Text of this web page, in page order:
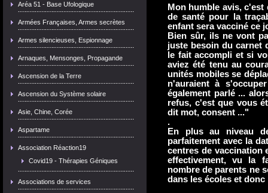
Aréa 51 - Base Ufologique
Armées Françaises, Armes secrètes
Armes silencieuses, Espionnage
Arnaques, Mensonges, Propagande
Ascension de la Terre
Ascension du Système solaire
Asie, Chine, Corée
Aspartame
Association Réaction19
Covid19 - Thérapies Géniques
Associations de services
Mon humble avis,
de santé pour la
enfant sera vacciné ce
Bien sûr, ils ne vont
juste besoin du carnet
le fait accompli et si
aviez été tenu au
unités mobiles se
n'auraient à
également parlé ...
refus, c'est que vous
dit mot, consent ..."
.
En plus au niveau
parfaitement avec la
centres de vaccination
effectivement, vu la
nombre de parents ne
dans les écoles et